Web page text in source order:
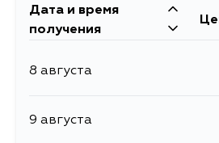
Объем упаковки, л
Товарная группа
Кузов
ASV61, AVV60, USF40, USF41,
Toyota
AVV50, AVX40, ASV51, ASA42,
Дата и время
получения
8 августа
9 августа